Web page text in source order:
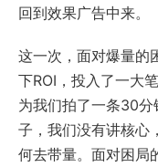
回到效果广告中来。
这一次，面对爆量的
下ROI，投入了一大
为我们拍了一条30
子，我们没有讲核心
何去带量。面对困局